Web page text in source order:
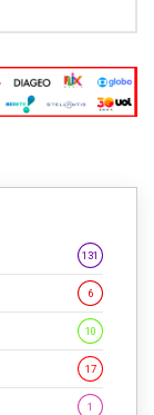
131
6
10
17
1